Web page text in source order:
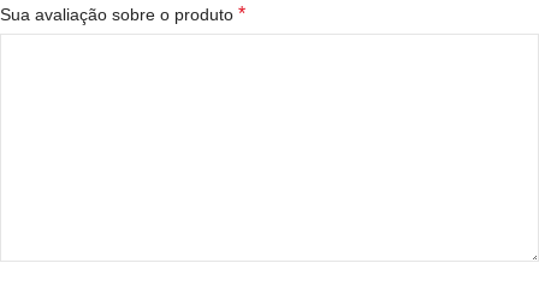
Sua avaliação sobre o produto *